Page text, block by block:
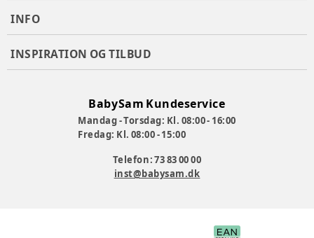
INFO
INSPIRATION OG TILBUD
BabySam Kundeservice
Mandag - Torsdag: Kl. 08:00 - 16:00
Fredag: Kl. 08:00 - 15:00
Telefon: 73 83 00 00
inst@babysam.dk